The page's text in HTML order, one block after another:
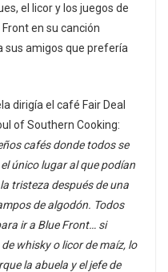
el licor y los juegos de
en su canción
sus amigos que prefería
dirigía el café Fair Deal
of Southern Cooking:
cafés donde todos se
único lugar al que podían
tristeza después de una
de algodón. Todos
ir a Blue Front… si
whisky o licor de maíz, lo
la abuela y el jefe de